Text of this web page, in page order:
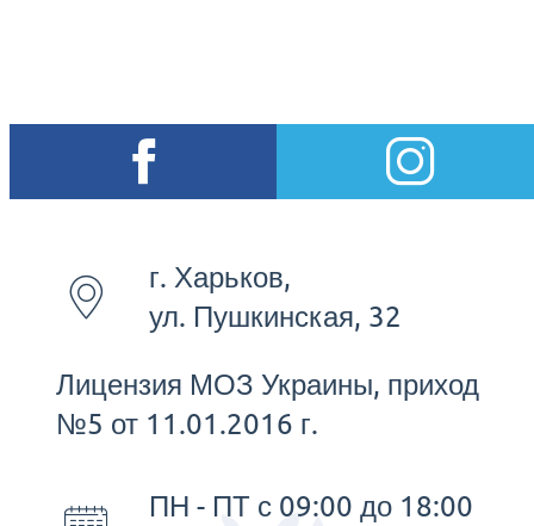
г. Харьков,
ул. Пушкинская, 32
Лицензия МОЗ Украины, приход
№5 от 11.01.2016 г.
ПН - ПТ с 09:00 до 18:00